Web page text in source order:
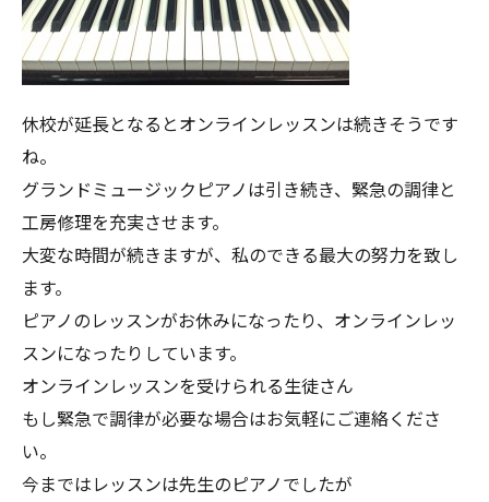
休校が延長となるとオンラインレッスンは続きそうです
ね。
グランドミュージックピアノは引き続き、緊急の調律と
工房修理を充実させます。
大変な時間が続きますが、私のできる最大の努力を致し
ます。
ピアノのレッスンがお休みになったり、オンラインレッ
スンになったりしています。
オンラインレッスンを受けられる生徒さん
もし緊急で調律が必要な場合はお気軽にご連絡くださ
い。
今まではレッスンは先生のピアノでしたが